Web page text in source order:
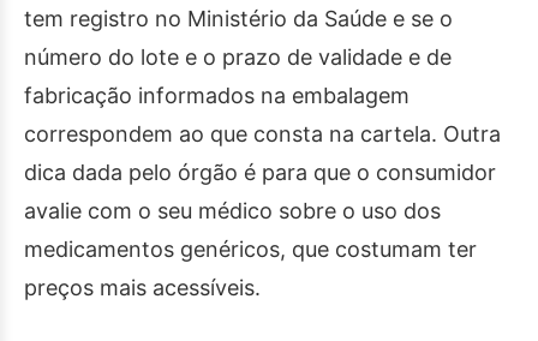
tem registro no Ministério da Saúde e se o
número do lote e o prazo de validade e de
fabricação informados na embalagem
correspondem ao que consta na cartela. Outra
dica dada pelo órgão é para que o consumidor
avalie com o seu médico sobre o uso dos
medicamentos genéricos, que costumam ter
preços mais acessíveis.